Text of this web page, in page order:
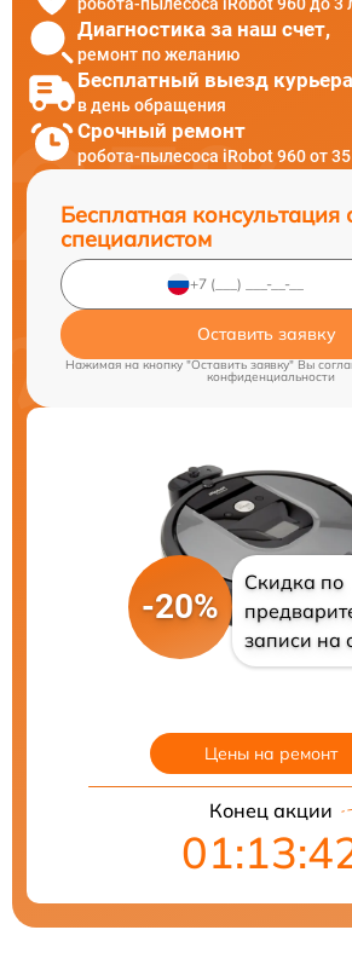
робота-пылесоса iRobot 960 до 3
Диагностика за наш счет,
ремонт по желанию
Бесплатный выезд курьера
в день обращения
Срочный ремонт
робота-пылесоса iRobot 960 от
Бесплатная консультация
специалистом
Оставить заявку
Нажимая на кнопку "Оставить заявку" Вы
конфиденциальности
-20%
Скидка по
записи на
Цены на ремонт
Конец акции